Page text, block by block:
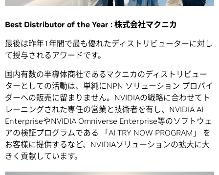
Best Distributor of the Year : 株式会社マクニカ
最後は昨年1年間で最も優れたディストリビューターに対し
て授与されるアワードです。
国内有数の半導体商社であるマクニカのディストリビュー
ターとしての活動は、単純にNPN ソリューション プロバイ
ダーへの販売に留まりません。NVIDIAの戦略に合わせてト
レーニングされた専任の営業と技術者を有し、NVIDIA AI
EnterpriseやNVIDIA Omniverse Enterprise等のソフトウェ
アの検証プログラムである 「AI TRY NOW PROGRAM」 を
お客様に提供するなど、NVIDIAソリューションの拡大に大
きく貢献しています。